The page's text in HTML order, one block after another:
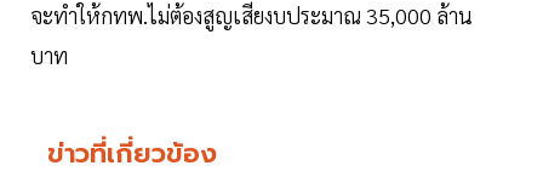
จะทำให้กทพ.ไม่ต้องสูญเสียงบประมาณ 35,000 ล้าน
บาท
ข่าวที่เกี่ยวข้อง